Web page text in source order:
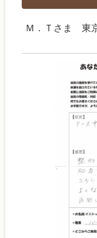
Ｍ．Ｔさま 東